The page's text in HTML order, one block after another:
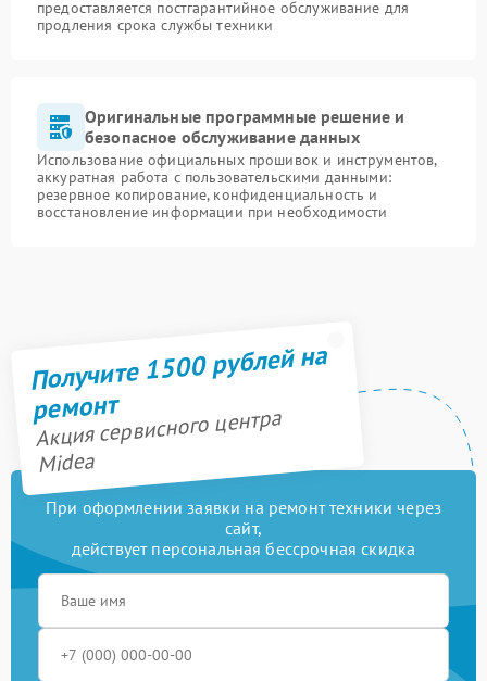
предоставляется постгарантийное обслуживание для
продления срока службы техники
Оригинальные программные решение и
безопасное обслуживание данных
Использование официальных прошивок и инструментов,
аккуратная работа с пользовательскими данными:
резервное копирование, конфиденциальность и
восстановление информации при необходимости
Получите 1500 рублей на
ремонт
Акция сервисного центра
Midea
При оформлении заявки на ремонт техники через
сайт,
действует персональная бессрочная скидка